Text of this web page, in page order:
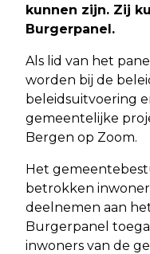
kunnen zijn. Zij
Burgerpanel.
Als lid van het
worden bij de
beleidsuitvoering
gemeentelijke
Bergen op Zoom.
Het
betrokken
deelnemen aan
Burgerpanel
inwoners van de